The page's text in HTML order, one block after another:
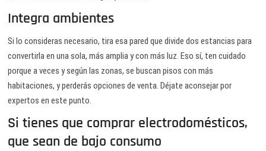
Integra ambientes
Si lo consideras necesario, tira esa pared que divide dos estancias para
convertirla en una sola, más amplia y con más luz. Eso sí, ten cuidado
porque a veces y según las zonas, se buscan pisos con más
habitaciones, y perderás opciones de venta. Déjate aconsejar por
expertos en este punto.
Si tienes que comprar electrodomésticos,
que sean de bajo consumo